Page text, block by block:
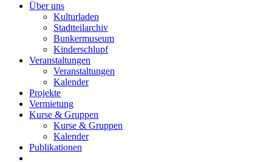
Über uns
Kulturladen
Stadtteilarchiv
Bunkermuseum
Kinderschlupf
Veranstaltungen
Veranstaltungen
Kalender
Projekte
Vermietung
Kurse & Gruppen
Kurse & Gruppen
Kalender
Publikationen